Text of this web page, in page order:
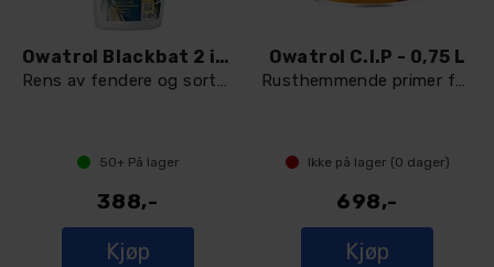
Owatrol Blackbat 2 in 1, 500ml
Rens av fendere og sorte merker
50+På lager
388,-
Kjøp
Owatrol C.I.P - 0,75 L
Rusthemmende primer for metall
Ikke på lager (0 dager)
698,-
Kjøp